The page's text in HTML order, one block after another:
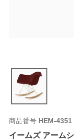
商品番号 HEM-4351
イームズ アーム